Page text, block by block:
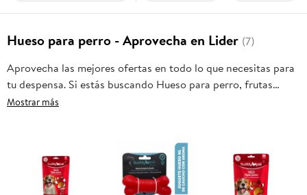
Hueso para perro - Aprovecha en Lider (7)
Aprovecha las mejores ofertas en todo lo que necesitas para
tu despensa. Si estás buscando Hueso para perro, frutas
frescas, carnes, pan o productos para el hogar, aquí lo
oportunidad sea realmente conveniente para ti y tu familia.
Mostrar más